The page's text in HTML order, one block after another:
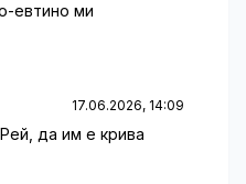
евтино ми
17.06.2026, 14:09
да им е крива